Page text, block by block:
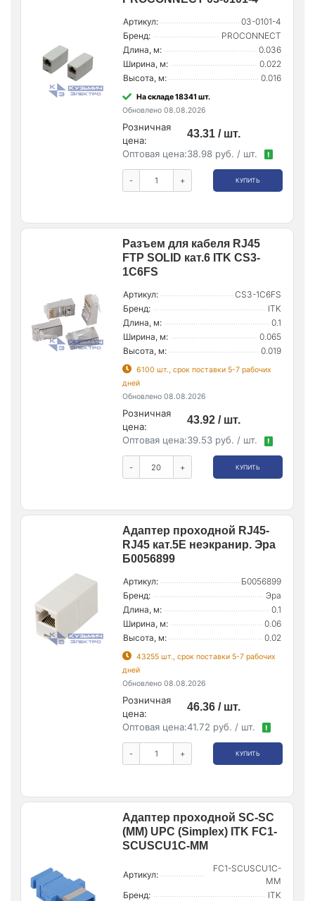
Артикул:
03-0101-4
Бренд:
PROCONNECT
Длина, м:
0.036
Ширина, м:
0.022
Высота, м:
0.016
На складе 18341 шт.
Обновлено 08.08.2026
Розничная
цена:
43.31 / шт.
Оптовая цена:38.98 руб. / шт. !
- + КУПИТЬ
Разъем для кабеля RJ45
FTP SOLID кат.6 ITK CS3-
1C6FS
Артикул:
CS3-1C6FS
Бренд:
ITK
Длина, м:
0.1
Ширина, м:
0.065
Высота, м:
0.019
6100 шт., срок поставки 5-7 рабочих
дней
Обновлено 08.08.2026
Розничная
цена:
43.92 / шт.
Оптовая цена:39.53 руб. / шт. !
- + КУПИТЬ
Адаптер проходной RJ45-
RJ45 кат.5E неэкранир. Эра
Б0056899
Артикул:
Б0056899
Бренд:
Эра
Длина, м:
0.1
Ширина, м:
0.06
Высота, м:
0.02
43255 шт., срок поставки 5-7 рабочих
дней
Обновлено 08.08.2026
Розничная
цена:
46.36 / шт.
Оптовая цена:41.72 руб. / шт. !
- + КУПИТЬ
Адаптер проходной SC-SC
(MM) UPC (Simplex) ITK FC1-
SCUSCU1C-MM
Артикул:
FC1-SCUSCU1C-
MM
Бренд:
ITK